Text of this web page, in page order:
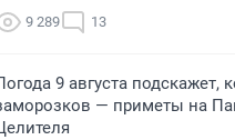
9 289 13
9 августа подскажет,
— приметы на